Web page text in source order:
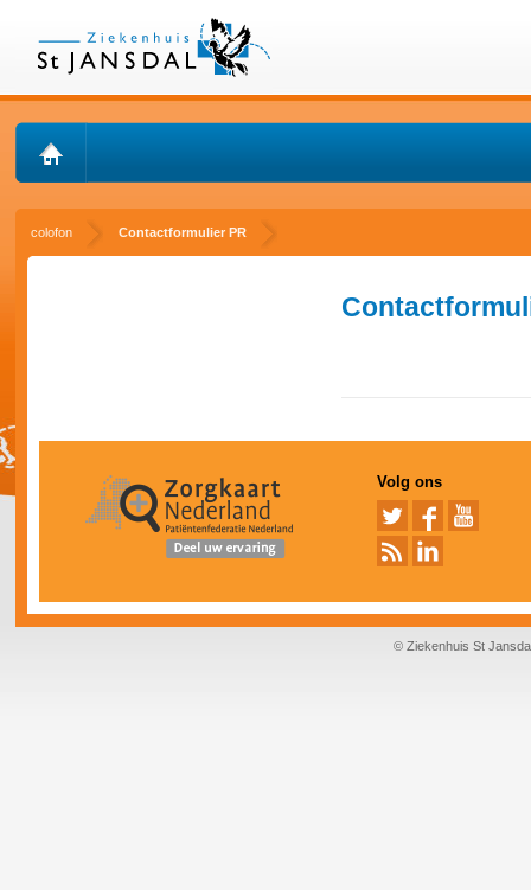
colofon Contactformulier PR
Volg ons
© Ziekenhuis St